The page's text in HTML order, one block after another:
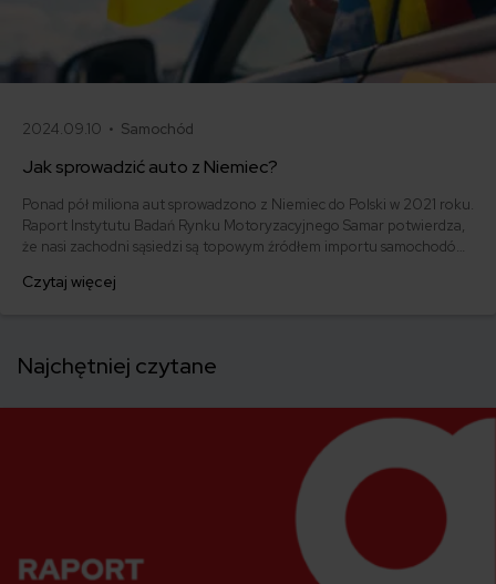
2024.09.10 • Samochód
Jak sprowadzić auto z Niemiec?
Ponad pół miliona aut sprowadzono z Niemiec do Polski w 2021 roku.
Raport Instytutu Badań Rynku Motoryzacyjnego Samar potwierdza,
że nasi zachodni sąsiedzi są topowym źródłem importu samochodów
Forda lub Audi – czyli najczęściej importowanych marek w zeszłym
Czytaj więcej
Najchętniej czytane